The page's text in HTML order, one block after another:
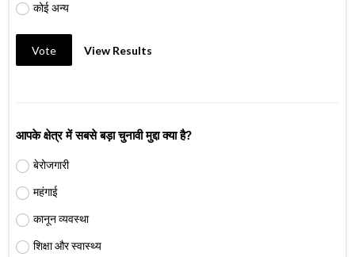
कोई अन्य
Vote View Results
आपके क्षेत्र में सबसे बड़ा चुनावी मुद्दा क्या है?
बेरोजगारी
महंगाई
कानून व्यवस्था
शिक्षा और स्वास्थ्य